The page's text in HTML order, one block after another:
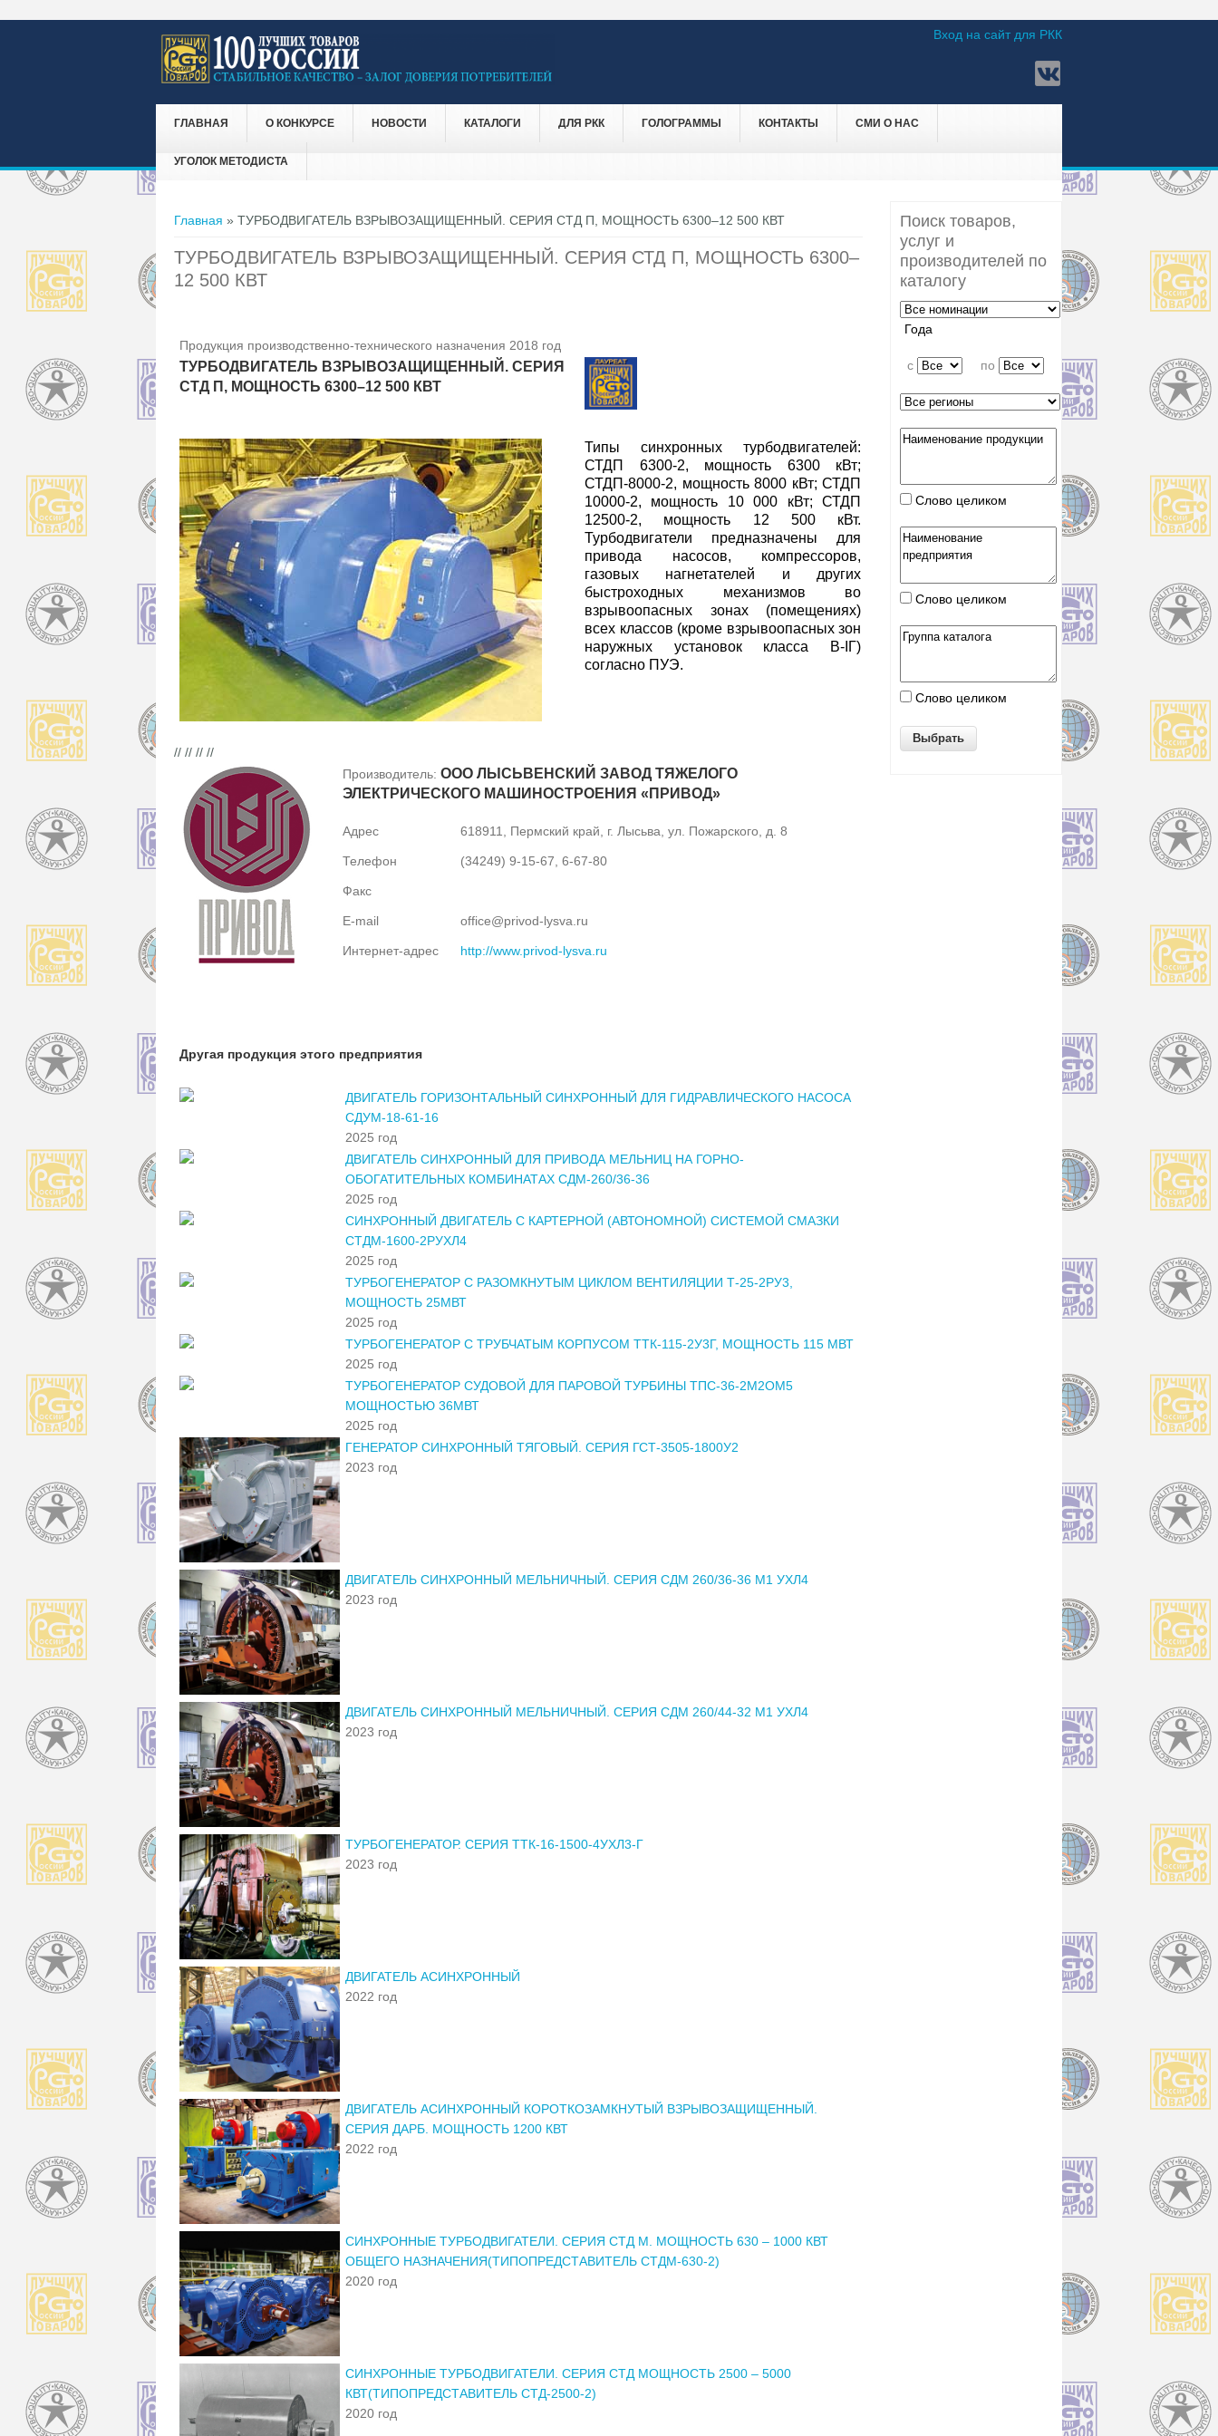
Вход на сайт для РКК
ГЛАВНАЯ О КОНКУРСЕ НОВОСТИ КАТАЛОГИ ДЛЯ РКК ГОЛОГРАММЫ КОНТАКТЫ СМИ О НАС
УГОЛОК МЕТОДИСТА
Вы здесь
Главная » ТУРБОДВИГАТЕЛЬ ВЗРЫВОЗАЩИЩЕННЫЙ. СЕРИЯ СТД П, МОЩНОСТЬ 6300–12 500 КВТ
ТУРБОДВИГАТЕЛЬ ВЗРЫВОЗАЩИЩЕННЫЙ. СЕРИЯ СТД П, МОЩНОСТЬ 6300–
12 500 КВТ
Продукция производственно-технического назначения 2018 год
ТУРБОДВИГАТЕЛЬ ВЗРЫВОЗАЩИЩЕННЫЙ. СЕРИЯ
СТД П, МОЩНОСТЬ 6300–12 500 КВТ
Типы синхронных турбодвигателей:
СТДП 6300-2, мощность 6300 кВт;
СТДП-8000-2, мощность 8000 кВт; СТДП
10000-2, мощность 10 000 кВт; СТДП
12500-2, мощность 12 500 кВт.
Турбодвигатели предназначены для
привода насосов, компрессоров,
газовых нагнетателей и других
быстроходных механизмов во
взрывоопасных зонах (помещениях)
всех классов (кроме взрывоопасных зон
наружных установок класса В-IГ)
согласно ПУЭ.
// // // //
Производитель: ООО ЛЫСЬВЕНСКИЙ ЗАВОД ТЯЖЕЛОГО
ЭЛЕКТРИЧЕСКОГО МАШИНОСТРОЕНИЯ «ПРИВОД»
Адрес 618911, Пермский край, г. Лысьва, ул. Пожарского, д. 8
Телефон (34249) 9-15-67, 6-67-80
Факс
E-mail office@privod-lysva.ru
Интернет-адрес http://www.privod-lysva.ru
Другая продукция этого предприятия
ДВИГАТЕЛЬ ГОРИЗОНТАЛЬНЫЙ СИНХРОННЫЙ ДЛЯ ГИДРАВЛИЧЕСКОГО НАСОСА
СДУМ-18-61-16
2025 год
ДВИГАТЕЛЬ СИНХРОННЫЙ ДЛЯ ПРИВОДА МЕЛЬНИЦ НА ГОРНО-
ОБОГАТИТЕЛЬНЫХ КОМБИНАТАХ СДМ-260/36-36
2025 год
СИНХРОННЫЙ ДВИГАТЕЛЬ С КАРТЕРНОЙ (АВТОНОМНОЙ) СИСТЕМОЙ СМАЗКИ
СТДМ-1600-2РУХЛ4
2025 год
ТУРБОГЕНЕРАТОР С РАЗОМКНУТЫМ ЦИКЛОМ ВЕНТИЛЯЦИИ Т-25-2РУ3,
МОЩНОСТЬ 25МВТ
2025 год
ТУРБОГЕНЕРАТОР С ТРУБЧАТЫМ КОРПУСОМ ТТК-115-2У3Г, МОЩНОСТЬ 115 МВТ
2025 год
ТУРБОГЕНЕРАТОР СУДОВОЙ ДЛЯ ПАРОВОЙ ТУРБИНЫ ТПС-36-2М2ОМ5
МОЩНОСТЬЮ 36МВТ
2025 год
ГЕНЕРАТОР СИНХРОННЫЙ ТЯГОВЫЙ. СЕРИЯ ГСТ-3505-1800У2
2023 год
ДВИГАТЕЛЬ СИНХРОННЫЙ МЕЛЬНИЧНЫЙ. СЕРИЯ СДМ 260/36-36 М1 УХЛ4
2023 год
ДВИГАТЕЛЬ СИНХРОННЫЙ МЕЛЬНИЧНЫЙ. СЕРИЯ СДМ 260/44-32 М1 УХЛ4
2023 год
ТУРБОГЕНЕРАТОР. СЕРИЯ ТТК-16-1500-4УХЛ3-Г
2023 год
ДВИГАТЕЛЬ АСИНХРОННЫЙ
2022 год
ДВИГАТЕЛЬ АСИНХРОННЫЙ КОРОТКОЗАМКНУТЫЙ ВЗРЫВОЗАЩИЩЕННЫЙ.
СЕРИЯ ДАРБ. МОЩНОСТЬ 1200 КВТ
2022 год
СИНХРОННЫЕ ТУРБОДВИГАТЕЛИ. СЕРИЯ СТД М. МОЩНОСТЬ 630 – 1000 КВТ
ОБЩЕГО НАЗНАЧЕНИЯ(ТИПОПРЕДСТАВИТЕЛЬ СТДМ-630-2)
2020 год
СИНХРОННЫЕ ТУРБОДВИГАТЕЛИ. СЕРИЯ СТД МОЩНОСТЬ 2500 – 5000
КВТ(ТИПОПРЕДСТАВИТЕЛЬ СТД-2500-2)
2020 год
Поиск товаров,
услуг и
производителей по
каталогу
Года
c по
Слово целиком
Слово целиком
Слово целиком